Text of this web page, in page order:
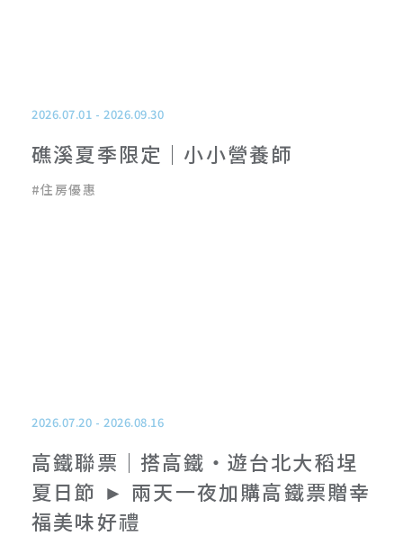
2026.07.01 - 2026.09.30
礁溪夏季限定｜小小營養師
#住房優惠
2026.07.20 - 2026.08.16
高鐵聯票｜搭高鐵‧遊台北大稻埕
夏日節 ► 兩天一夜加購高鐵票贈幸
福美味好禮